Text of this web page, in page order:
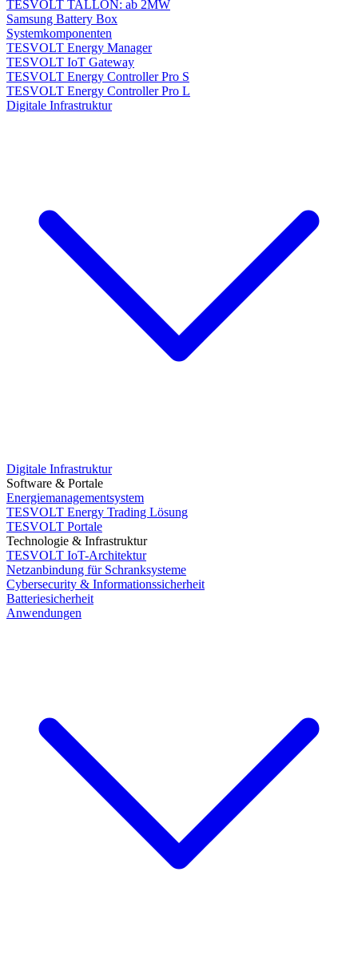
TESVOLT TALLON: ab 2MW
Samsung Battery Box
Systemkomponenten
TESVOLT Energy Manager
TESVOLT IoT Gateway
TESVOLT Energy Controller Pro S
TESVOLT Energy Controller Pro L
Digitale Infrastruktur
Digitale Infrastruktur
Software & Portale
Energiemanagementsystem
TESVOLT Energy Trading Lösung
TESVOLT Portale
Technologie & Infrastruktur
TESVOLT IoT-Architektur
Netzanbindung für Schranksysteme
Cybersecurity & Informationssicherheit
Batteriesicherheit
Anwendungen